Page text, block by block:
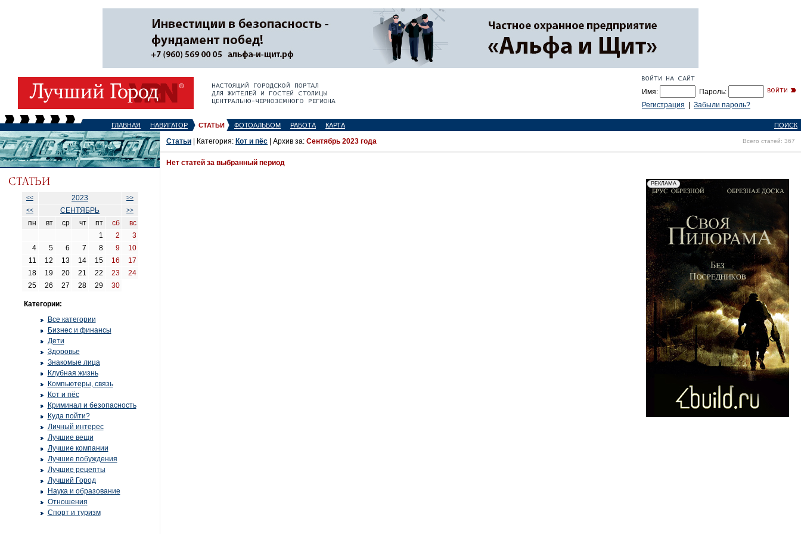
Имя:
Пароль:
Регистрация
Забыли пароль?
ГЛАВНАЯ НАВИГАТОР СТАТЬИ ФОТОАЛЬБОМ РАБОТА КАРТА ПОИСК
<< 2023
>>
<<
СЕНТЯБРЬ >>
пн вт ср чт пт сб
вс
1
2
3
4
5 6 7 8 9
10
11
12 13 14 15 16
17
18
19 20 21 22 23
24
25
26 27 28 29 30
Категории:
Все категории
Бизнес и финансы
Дети
Здоровье
Знакомые лица
Клубная жизнь
Компьютеры, связь
Кот и пёс
Криминал и безопасность
Куда пойти?
Личный интерес
Лучшие вещи
Лучшие компании
Лучшие побуждения
Лучшие рецепты
Лучший Город
Наука и образование
Отношения
Спорт и туризм
Статьи | Категория: Кот и пёс | Архив за: Сентябрь 2023 года Всего статей: 367
Нет статей за выбранный период